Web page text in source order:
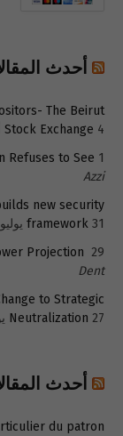
أحدث
The Beirut
Stock Exchange 4 أغسطس 2026
Refuses to See 1 أغسطس 2026
Azzi
new security
framework 31 يوليو 2026
Projection 29 يوليو 2026
Dent
to Strategic
Neutralization 27 يوليو 2026
أحدث
du patron